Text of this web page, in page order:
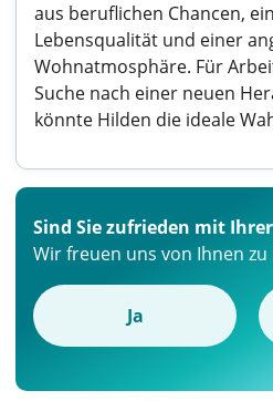
aus beruflichen Chancen,
Lebensqualität und einer
Wohnatmosphäre. Für
Suche nach einer neuen
könnte Hilden die ideale
Sind Sie zufrieden mit
Wir freuen uns von Ihnen zu
Ja